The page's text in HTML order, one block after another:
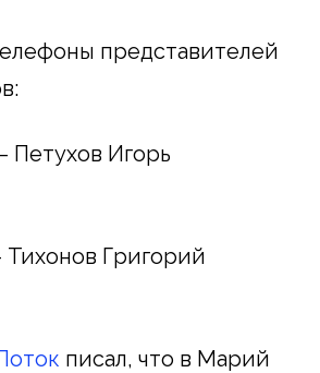
представителей
Петухов Игорь
Тихонов Григорий
писал, что в Марий